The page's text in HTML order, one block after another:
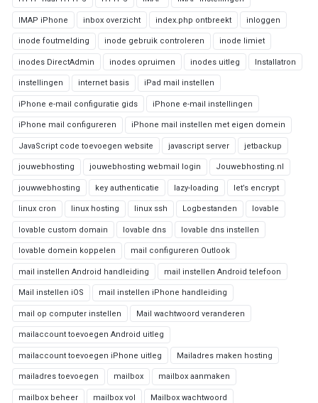
IMAP iPhone inbox overzicht index.php ontbreekt inloggen
inode foutmelding inode gebruik controleren inode limiet
inodes DirectAdmin inodes opruimen inodes uitleg Installatron
instellingen internet basis iPad mail instellen
iPhone e-mail configuratie gids iPhone e-mail instellingen
iPhone mail configureren iPhone mail instellen met eigen domein
JavaScript code toevoegen website javascript server jetbackup
jouwebhosting jouwebhosting webmail login Jouwebhosting.nl
jouwwebhosting key authenticatie lazy-loading let’s encrypt
linux cron linux hosting linux ssh Logbestanden lovable
lovable custom domain lovable dns lovable dns instellen
lovable domein koppelen mail configureren Outlook
mail instellen Android handleiding mail instellen Android telefoon
Mail instellen iOS mail instellen iPhone handleiding
mail op computer instellen Mail wachtwoord veranderen
mailaccount toevoegen Android uitleg
mailaccount toevoegen iPhone uitleg Mailadres maken hosting
mailadres toevoegen mailbox mailbox aanmaken
mailbox beheer mailbox vol Mailbox wachtwoord